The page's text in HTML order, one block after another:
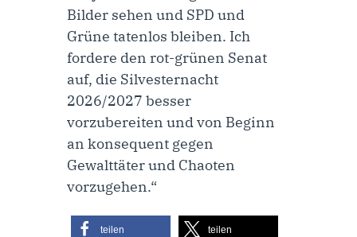
Bilder sehen und SPD und
Grüne tatenlos bleiben. Ich
fordere den rot-grünen Senat
auf, die Silvesternacht
2026/2027 besser
vorzubereiten und von Beginn
an konsequent gegen
Gewalttäter und Chaoten
vorzugehen.“
teilen teilen